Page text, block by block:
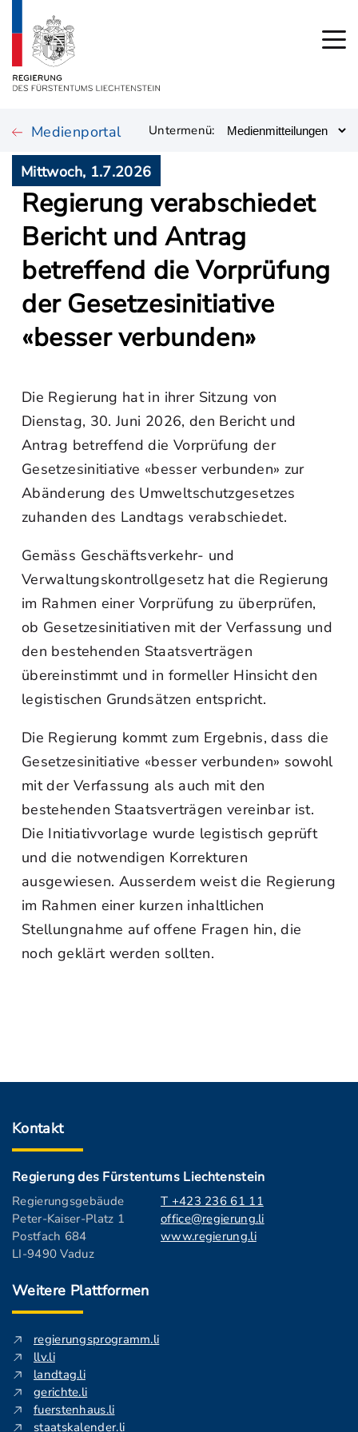
Medienportal Untermenü:
Mittwoch, 1.7.2026
Regierung verabschiedet
Bericht und Antrag
betreffend die Vorprüfung
der Gesetzesinitiative
«besser verbunden»
Die Regierung hat in ihrer Sitzung von
Dienstag, 30. Juni 2026, den Bericht und
Antrag betreffend die Vorprüfung der
Gesetzesinitiative «besser verbunden» zur
Abänderung des Umweltschutzgesetzes
zuhanden des Landtags verabschiedet.
Gemäss Geschäftsverkehr- und
Verwaltungskontrollgesetz hat die Regierung
im Rahmen einer Vorprüfung zu überprüfen,
ob Gesetzesinitiativen mit der Verfassung und
den bestehenden Staatsverträgen
übereinstimmt und in formeller Hinsicht den
legistischen Grundsätzen entspricht.
Die Regierung kommt zum Ergebnis, dass die
Gesetzesinitiative «besser verbunden» sowohl
mit der Verfassung als auch mit den
bestehenden Staatsverträgen vereinbar ist.
Die Initiativvorlage wurde legistisch geprüft
und die notwendigen Korrekturen
ausgewiesen. Ausserdem weist die Regierung
im Rahmen einer kurzen inhaltlichen
Stellungnahme auf offene Fragen hin, die
noch geklärt werden sollten.
Kontakt
Regierung des Fürstentums Liechtenstein
Regierungsgebäude
Peter-Kaiser-Platz 1
Postfach 684
LI-9490 Vaduz
T +423 236 61 11
office@regierung.li
www.regierung.li
Weitere Plattformen
regierungsprogramm.li
llv.li
landtag.li
gerichte.li
fuerstenhaus.li
staatskalender.li